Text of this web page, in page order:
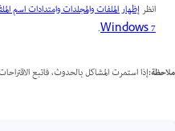
انظر
Windows 7
.
ملاحظة:إذا استمرت المشاكل بالحدوث، فاتبع